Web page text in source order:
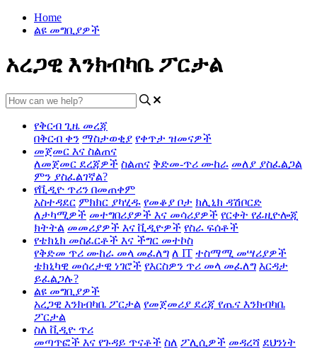
Home
ልዩ መግቢያዎች
አረጋዊ እንክብካቤ ፖርታል
የቅርብ ጊዜ መረጃ
በቅርብ ቀን ማስታወቂያ የቀጥታ ዝመናዎች
መጀመር እና ስልጠና
ለመጀመር ደረጃዎች ስልጠና ቅድመ-ጥሪ ሙከራ መለያ ያስፈልጋል
ምን ያስፈልገኛል?
የቪዲዮ ጥሪን በመጠቀም
አስተዳደር ምክክር ያካሂዱ የመቆያ ቦታ ክሊኒክ ዳሽቦርድ
ለታካሚዎች መተግበሪያዎች እና መሳሪያዎች የርቀት የፊዚዮሎጂ
ክትትል መመሪያዎች እና ቪዲዮዎች የስራ ፍሰቶች
የቴክኒክ መስፈርቶች እና ችግር መተኮስ
የቅድመ ጥሪ ሙከራ መላ መፈለግ ለ IT ተስማሚ መሣሪያዎች
ቴክኒካዊ መሰረታዊ ነገሮች የእርስዎን ጥሪ መላ መፈለግ እርዳታ
ይፈልጋሉ?
ልዩ መግቢያዎች
አረጋዊ እንክብካቤ ፖርታል የመጀመሪያ ደረጃ የጤና እንክብካቤ
ፖርታል
ስለ ቪዲዮ ጥሪ
መጣጥፎች እና የጉዳይ ጥናቶች ስለ ፖሊሲዎች መዳረሻ ደህንነት